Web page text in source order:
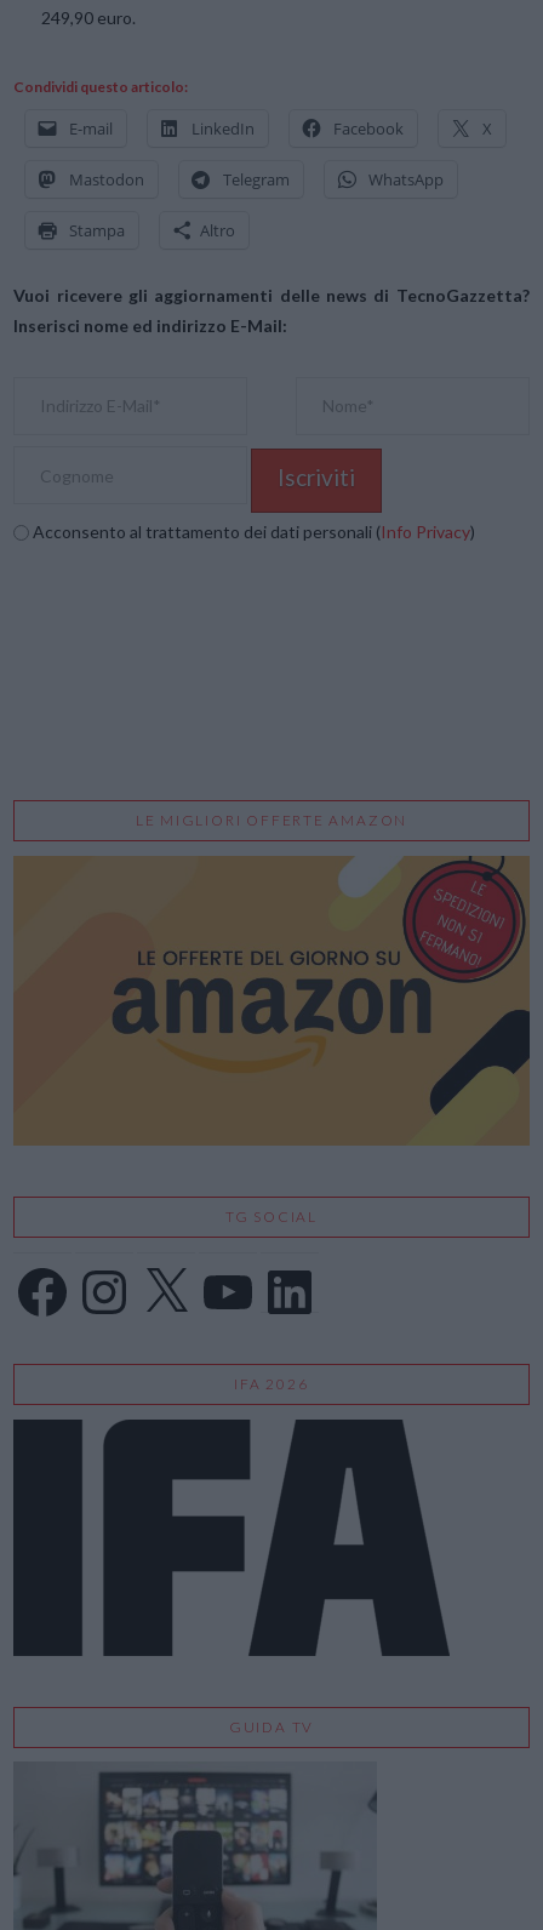
249,90 euro.
Condividi questo articolo:
E-mail LinkedIn Facebook X
Mastodon Telegram WhatsApp
Stampa Altro
Vuoi ricevere gli aggiornamenti delle news di TecnoGazzetta?
Inserisci nome ed indirizzo E-Mail:
Acconsento al trattamento dei dati personali (Info Privacy)
LE MIGLIORI OFFERTE AMAZON
TG SOCIAL
FacebookInstagram
X LinkedIn
IFA 2026
GUIDA TV